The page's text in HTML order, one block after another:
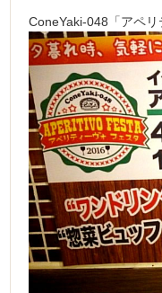
ConeYaki-048「アペリ